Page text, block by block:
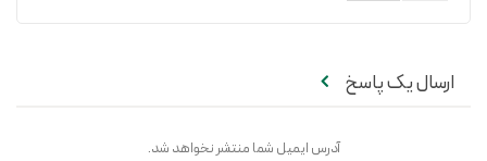
ارسال یک پاسخ
آدرس ایمیل شما منتشر نخواهد شد.